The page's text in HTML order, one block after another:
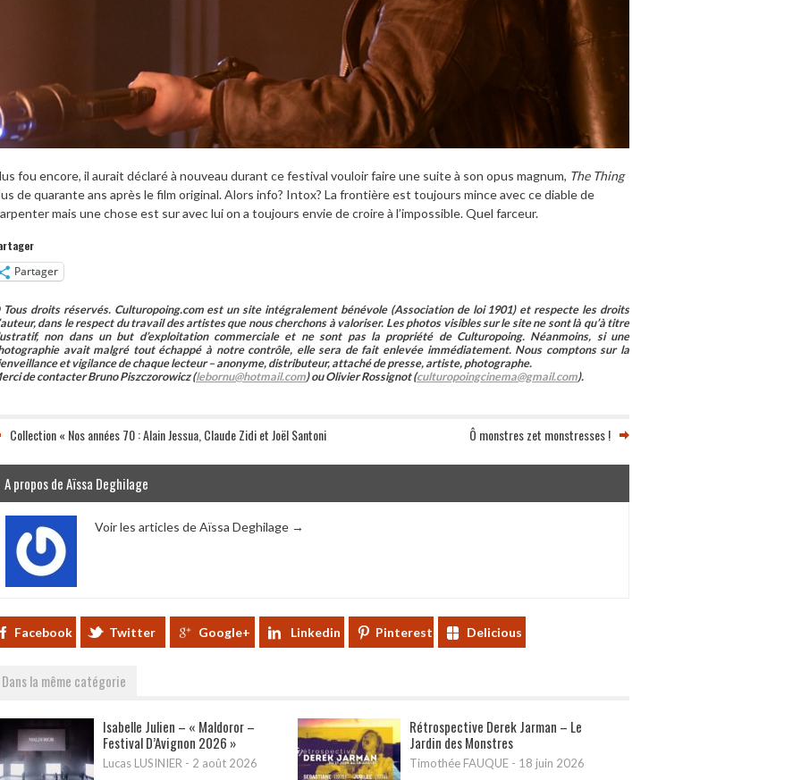
fou encore, il aurait déclaré à nouveau durant ce festival vouloir faire une suite à son opus magnum, The Thing
de quarante ans après le film original. Alors info? Intox? La frontière est toujours mince avec ce diable de
mais une chose est sur avec lui on a toujours envie de croire à l’impossible. Quel farceur.
Partager
droits réservés. Culturopoing.com est un site intégralement bénévole (Association de loi 1901) et respecte les droits
dans le respect du travail des artistes que nous cherchons à valoriser. Les photos visibles sur le site ne sont là qu’à titre
non dans un but d’exploitation commerciale et ne sont pas la propriété de Culturopoing. Néanmoins, si une
avait malgré tout échappé à notre contrôle, elle sera de fait enlevée immédiatement. Nous comptons sur la
et vigilance de chaque lecteur – anonyme, distributeur, attaché de presse, artiste, photographe.
de contacter Bruno Piszczorowicz (lebornu@hotmail.com) ou Olivier Rossignot (culturopoingcinema@gmail.com).
Collection « Nos années 70 : Alain Jessua, Claude Zidi et Joël Santoni Ô monstres zet monstresses !
A propos de Aïssa Deghilage
Voir les articles de Aïssa Deghilage →
Facebook Twitter Google+ Linkedin Pinterest Delicious
Dans la même catégorie
Isabelle Julien – « Maldoror –
Festival D’Avignon 2026 »
Lucas LUSINIER - 2 août 2026
Rétrospective Derek Jarman – Le
Jardin des Monstres
Timothée FAUQUE- 18 juin 2026